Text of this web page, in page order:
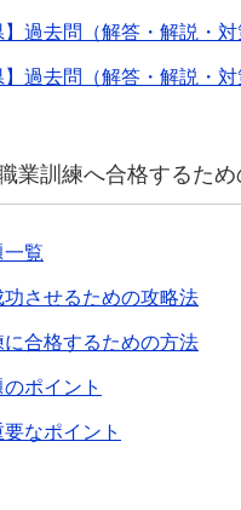
】過去問（解答・解説・対
】過去問（解答・解説・対
業訓練へ合格するため
一覧
功させるための攻略法
に合格するための方法
ポイント
なポイント